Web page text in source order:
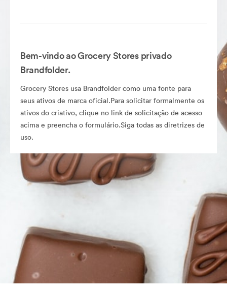
Bem-vindo ao Grocery Stores privado
Brandfolder.
Grocery Stores usa Brandfolder como uma fonte para
seus ativos de marca oficial.Para solicitar formalmente os
ativos do criativo, clique no link de solicitação de acesso
acima e preencha o formulário.Siga todas as diretrizes de
uso.